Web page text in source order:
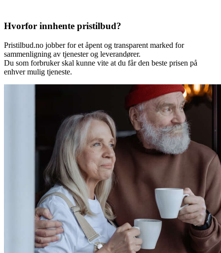
Hvorfor innhente pristilbud?
Pristilbud.no jobber for et åpent og transparent marked for
sammenligning av tjenester og leverandører.
Du som forbruker skal kunne vite at du får den beste prisen på
enhver mulig tjeneste.